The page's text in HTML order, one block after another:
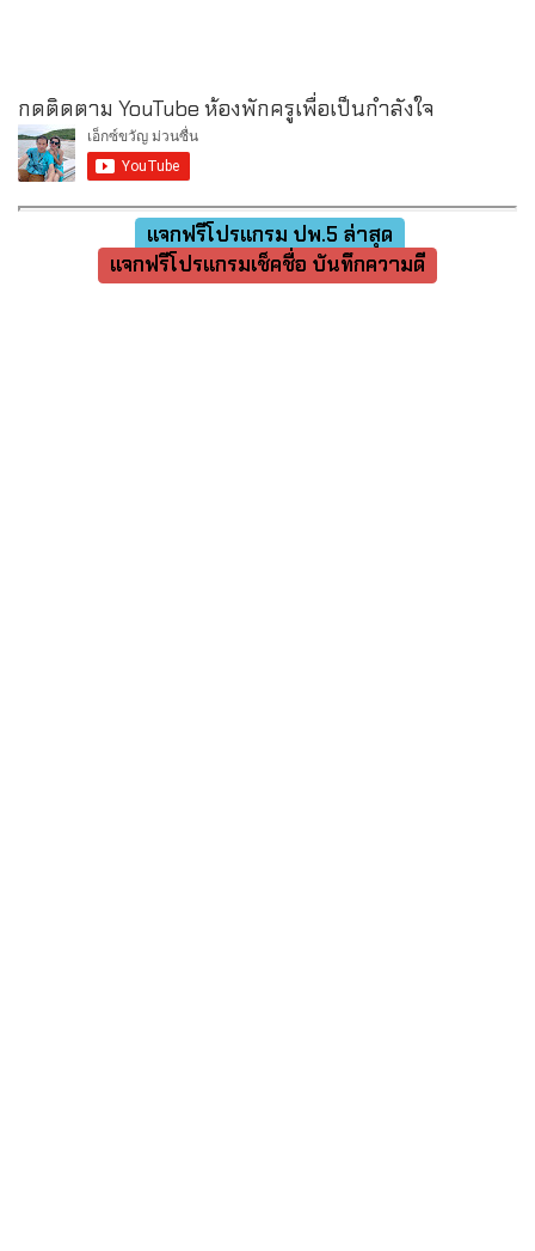
กดติดตาม YouTube ห้องพักครูเพื่อเป็นกำลังใจ
แจกฟรีโปรแกรม ปพ.5 ล่าสุด
แจกฟรีโปรแกรมเช็คชื่อ บันทึกความดี